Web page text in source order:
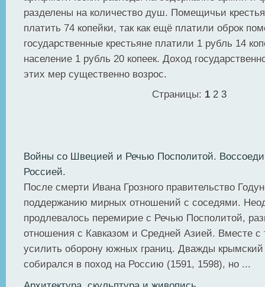
разделены на количество душ. Помещичьи
платить 74 копейки, так как ещё платили оброк
государственные крестьяне платили 1 рубль 14
население 1 рубль 20 копеек. Доход
этих мер существенно возрос.
Страницы: 1 2 3
Войны со Швецией и Речью Посполитой.
Россией.
После смерти Ивана Грозного правительство
поддержанию мирных отношений с соседями.
продлевалось перемирие с Речью Посполитой,
отношения с Кавказом и Средней Азией. Вместе с
усилить оборону южных границ. Дважды крымский
собирался в поход на Россию (1591, 1598), но ...